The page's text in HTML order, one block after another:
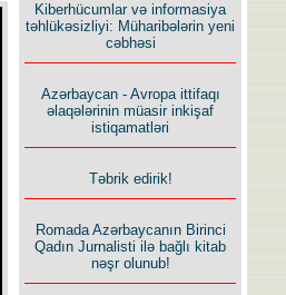
Kiberhücumlar və informasiya
təhlükəsizliyi: Müharibələrin yeni
cəbhəsi
Azərbaycan - Avropa ittifaqı
əlaqələrinin müasir inkişaf
istiqamatləri
Təbrik edirik!
Romada Azərbaycanın Birinci
Qadın Jurnalisti ilə bağlı kitab
nəşr olunub!